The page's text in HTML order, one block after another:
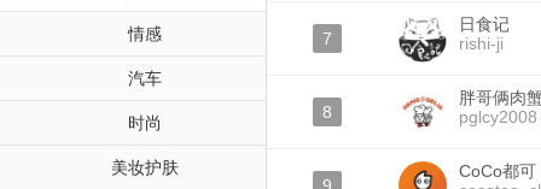
情感
汽车
时尚
美妆护肤
7
日食记
rishi-ji
8
胖哥俩肉
pglcy2008
CoCo都可